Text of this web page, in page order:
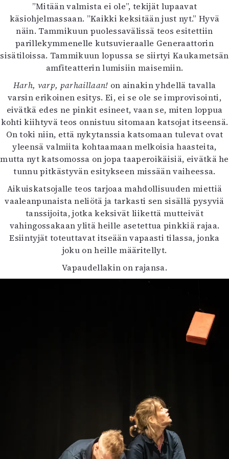
Info
Tilaus ja irtonumerot
Yhteistyössä
Toimitus
Mediatiedot
Kaltio ry
”Mitään valmista ei ole”, tekijät lupaavat
käsiohjelmassaan. ”Kaikki keksitään just nyt.” Hyvä
näin. Tammikuun puolessavälissä teos esitettiin
parillekymmenelle kutsuvieraalle Generaattorin
sisätiloissa. Tammikuun lopussa se siirtyi Kaukametsän
amfiteatterin lumisiin maisemiin.
Harh, varp, parhaillaan! on ainakin yhdellä tavalla
varsin erikoinen esitys. Ei, ei se ole se improvisointi,
eivätkä edes ne pinkit esineet, vaan se, miten loppua
kohti kiihtyvä teos onnistuu sitomaan katsojat itseensä.
On toki niin, että nykytanssia katsomaan tulevat ovat
yleensä valmiita kohtaamaan melkoisia haasteita,
mutta nyt katsomossa on jopa taaperoikäisiä, eivätkä he
tunnu pitkästyvän esitykseen missään vaiheessa.
Aikuiskatsojalle teos tarjoaa mahdollisuuden miettiä
vaaleanpunaista neliötä ja tarkasti sen sisällä pysyviä
tanssijoita, jotka keksivät liikettä mutteivät
vahingossakaan ylitä heille asetettua pinkkiä rajaa.
Esiintyjät toteuttavat itseään vapaasti tilassa, jonka
joku on heille määritellyt.
Vapaudellakin on rajansa.